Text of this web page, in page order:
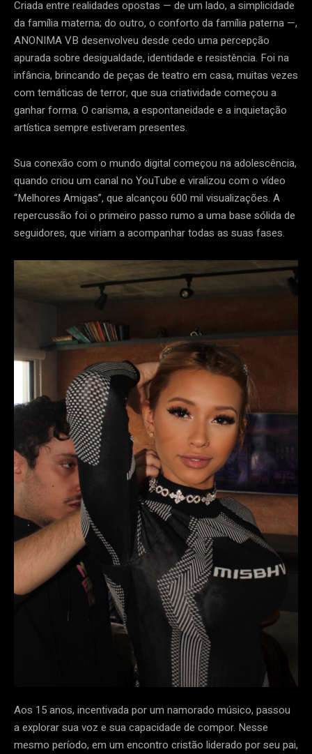
Criada entre realidades opostas — de um lado, a simplicidade
da família materna; do outro, o conforto da família paterna —,
ANONIMA VB desenvolveu desde cedo uma percepção
apurada sobre desigualdade, identidade e resistência. Foi na
infância, brincando de peças de teatro em casa, muitas vezes
com temáticas de terror, que sua criatividade começou a
ganhar forma. O carisma, a espontaneidade e a inquietação
artística sempre estiveram presentes.
Sua conexão com o mundo digital começou na adolescência,
quando criou um canal no YouTube e viralizou com o vídeo
“Melhores Amigas”, que alcançou 600 mil visualizações. A
repercussão foi o primeiro passo rumo a uma base sólida de
seguidores, que viriam a acompanhar todas as suas fases.
Aos 15 anos, incentivada por um namorado músico, passou
a explorar sua voz e sua capacidade de compor. Nesse
mesmo período, em um encontro cristão liderado por seu pai,